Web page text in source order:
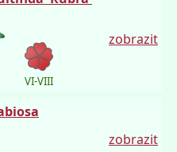
VI-VIII
zobrazit
zobrazit